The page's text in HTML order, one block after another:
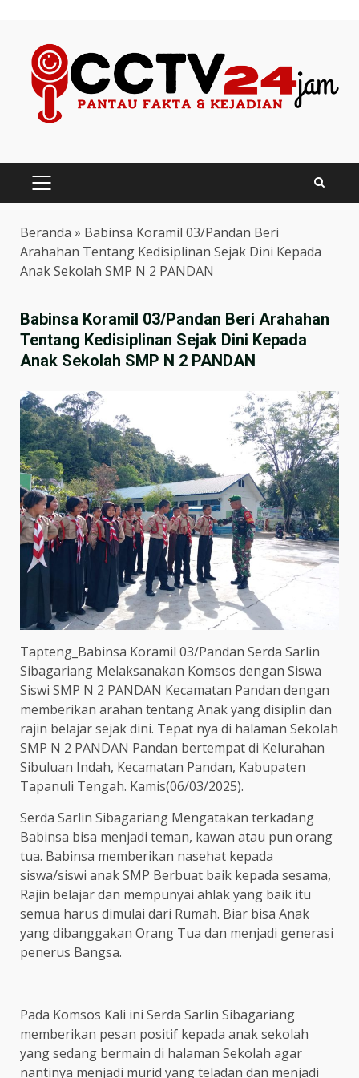
content
PRIMARY
MENU
Beranda » Babinsa Koramil 03/Pandan Beri
Arahahan Tentang Kedisiplinan Sejak Dini Kepada
Anak Sekolah SMP N 2 PANDAN
Babinsa Koramil 03/Pandan Beri Arahahan
Tentang Kedisiplinan Sejak Dini Kepada
Anak Sekolah SMP N 2 PANDAN
Tapteng_Babinsa Koramil 03/Pandan Serda Sarlin
Sibagariang Melaksanakan Komsos dengan Siswa
Siswi SMP N 2 PANDAN Kecamatan Pandan dengan
memberikan arahan tentang Anak yang disiplin dan
rajin belajar sejak dini. Tepat nya di halaman Sekolah
SMP N 2 PANDAN Pandan bertempat di Kelurahan
Sibuluan Indah, Kecamatan Pandan, Kabupaten
Tapanuli Tengah. Kamis(06/03/2025).
Serda Sarlin Sibagariang Mengatakan terkadang
Babinsa bisa menjadi teman, kawan atau pun orang
tua. Babinsa memberikan nasehat kepada
siswa/siswi anak SMP Berbuat baik kepada sesama,
Rajin belajar dan mempunyai ahlak yang baik itu
semua harus dimulai dari Rumah. Biar bisa Anak
yang dibanggakan Orang Tua dan menjadi generasi
penerus Bangsa.
Pada Komsos Kali ini Serda Sarlin Sibagariang
memberikan pesan positif kepada anak sekolah
yang sedang bermain di halaman Sekolah agar
nantinya menjadi murid yang teladan dan menjadi